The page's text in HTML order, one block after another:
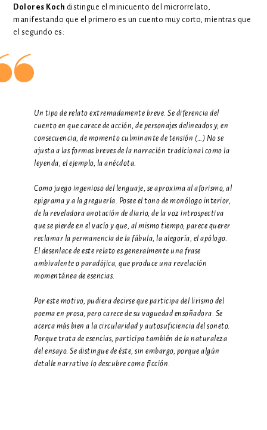
Dolores Koch distingue el minicuento del microrrelato,
manifestando que el primero es un cuento muy corto, mientras que
el segundo es:
Un tipo de relato extremadamente breve. Se diferencia del
cuento en que carece de acción, de personajes delineados y, en
consecuencia, de momento culminante de tensión (…) No se
ajusta a las formas breves de la narración tradicional como la
leyenda, el ejemplo, la anécdota.
Como juego ingenioso del lenguaje, se aproxima al aforismo, al
epigrama y a la greguería. Posee el tono de monólogo interior,
de la reveladora anotación de diario, de la voz introspectiva
que se pierde en el vacío y que, al mismo tiempo, parece querer
reclamar la permanencia de la fábula, la alegoría, el apólogo.
El desenlace de este relato es generalmente una frase
ambivalente o paradójica, que produce una revelación
momentánea de esencias.
Por este motivo, pudiera decirse que participa del lirismo del
poema en prosa, pero carece de su vaguedad ensoñadora. Se
acerca más bien a la circularidad y autosuficiencia del soneto.
Porque trata de esencias, participa también de la naturaleza
del ensayo. Se distingue de éste, sin embargo, porque algún
detalle narrativo lo descubre como ficción.